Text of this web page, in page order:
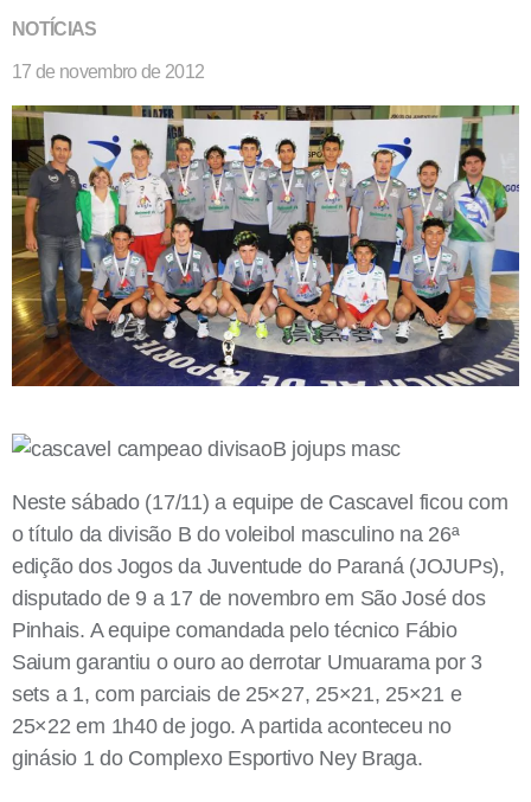
NOTÍCIAS
17 de novembro de 2012
Neste sábado (17/11) a equipe de Cascavel ficou com
o título da divisão B do voleibol masculino na 26ª
edição dos Jogos da Juventude do Paraná (JOJUPs),
disputado de 9 a 17 de novembro em São José dos
Pinhais. A equipe comandada pelo técnico Fábio
Saium garantiu o ouro ao derrotar Umuarama por 3
sets a 1, com parciais de 25×27, 25×21, 25×21 e
25×22 em 1h40 de jogo. A partida aconteceu no
ginásio 1 do Complexo Esportivo Ney Braga.